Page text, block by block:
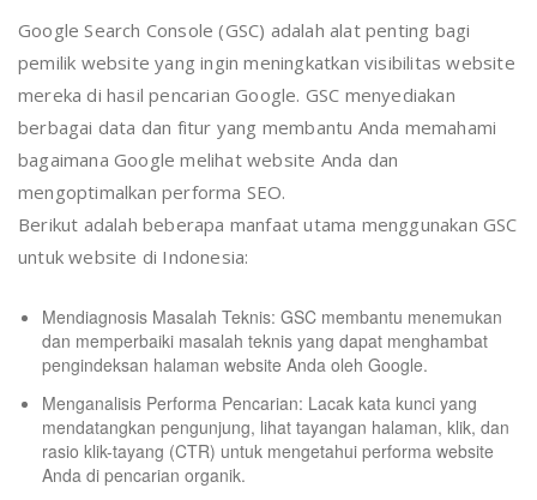
Google Search Console (GSC) adalah alat penting bagi
pemilik website yang ingin meningkatkan visibilitas website
mereka di hasil pencarian Google. GSC menyediakan
berbagai data dan fitur yang membantu Anda memahami
bagaimana Google melihat website Anda dan
mengoptimalkan performa SEO.
Berikut adalah beberapa manfaat utama menggunakan GSC
untuk website di Indonesia:
Mendiagnosis Masalah Teknis: GSC membantu menemukan
dan memperbaiki masalah teknis yang dapat menghambat
pengindeksan halaman website Anda oleh Google.
Menganalisis Performa Pencarian: Lacak kata kunci yang
mendatangkan pengunjung, lihat tayangan halaman, klik, dan
rasio klik-tayang (CTR) untuk mengetahui performa website
Anda di pencarian organik.